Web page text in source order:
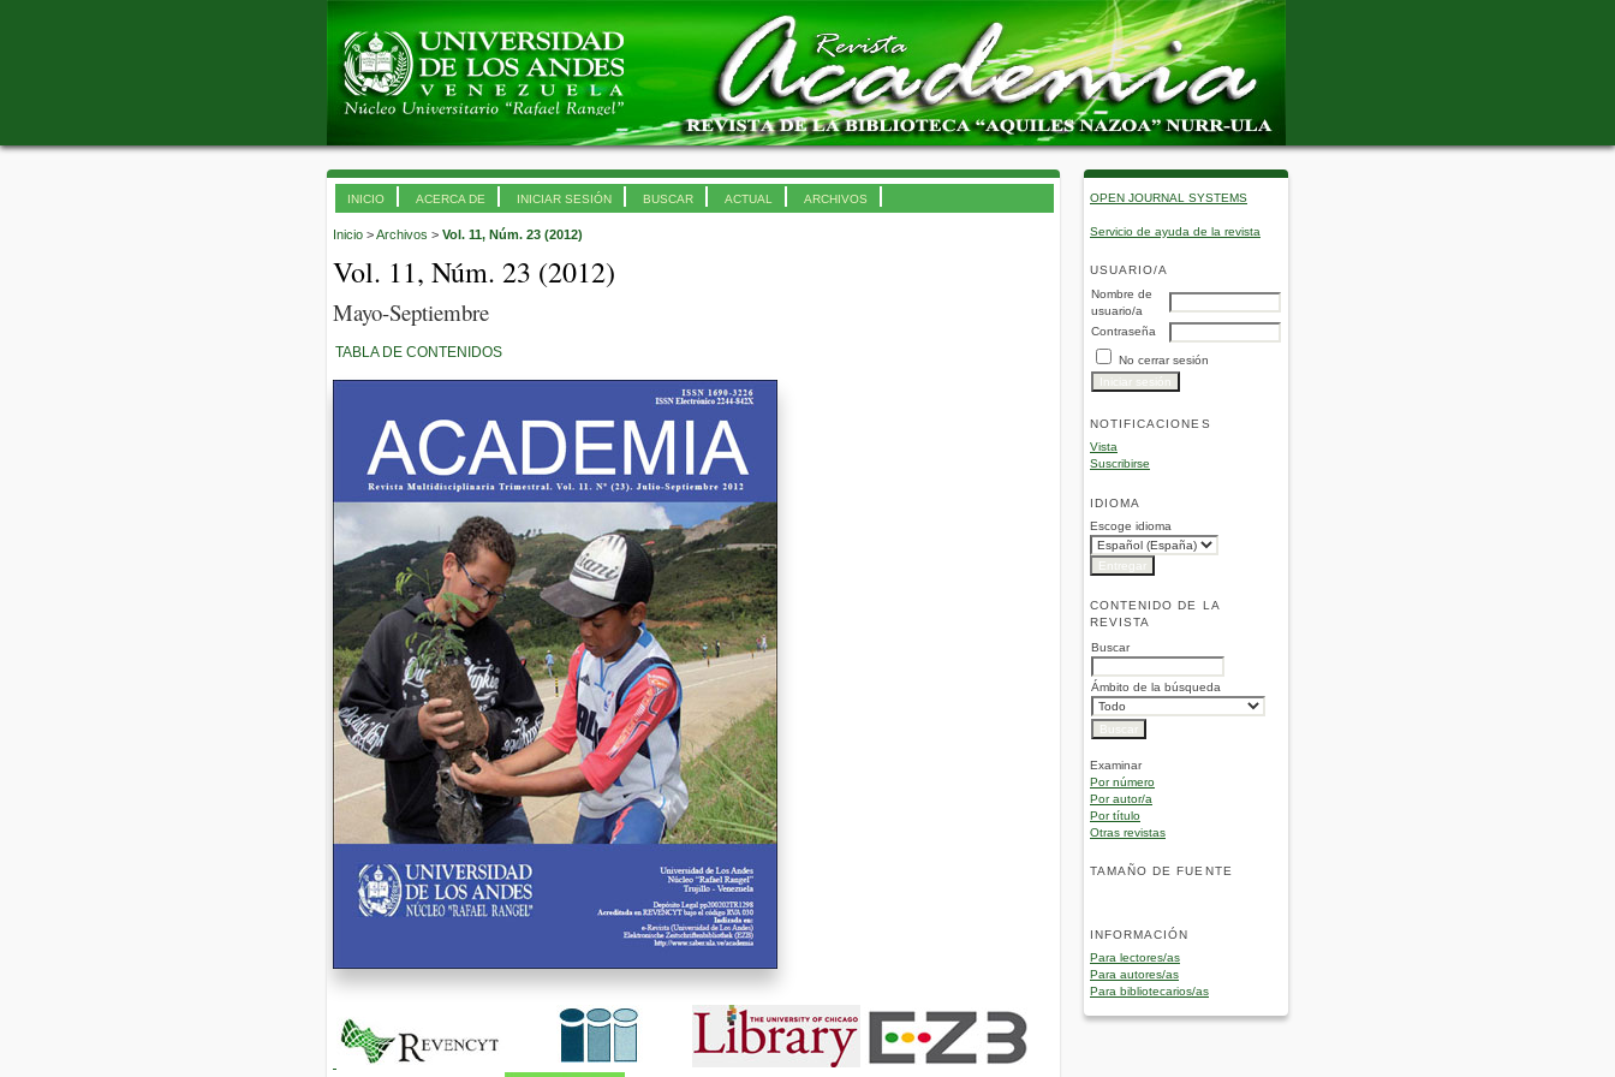
OPEN JOURNAL SYSTEMS
Servicio de ayuda de la revista
USUARIO/A
Nombre de
usuario/a
Contraseña
No cerrar sesión
NOTIFICACIONES
Vista
Suscribirse
IDIOMA
Escoge idioma
CONTENIDO DE LA
REVISTA
Buscar
Ámbito de la búsqueda
Examinar
Por número
Por autor/a
Por título
Otras revistas
TAMAÑO DE FUENTE
INFORMACIÓN
Para lectores/as
Para autores/as
Para bibliotecarios/as
INICIO ACERCA DE INICIAR SESIÓN BUSCAR ACTUAL ARCHIVOS
Inicio >Archivos > Vol. 11, Núm. 23 (2012)
Vol. 11, Núm. 23 (2012)
Mayo-Septiembre
TABLA DE CONTENIDOS